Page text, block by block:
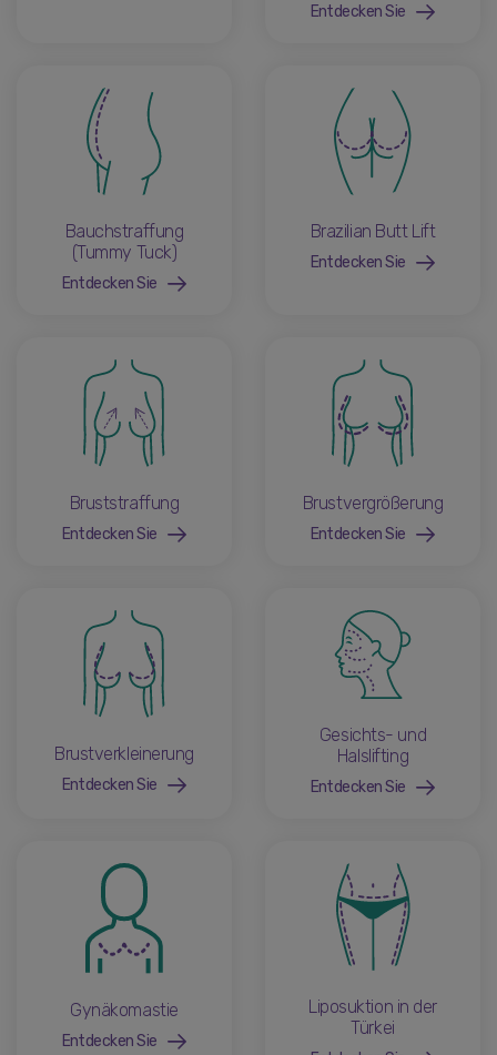
Entdecken Sie
Bauchstraffung
(Tummy Tuck)
Entdecken Sie
Brazilian Butt Lift
Entdecken Sie
Bruststraffung
Entdecken Sie
Brustvergrößerung
Entdecken Sie
Brustverkleinerung
Entdecken Sie
Gesichts- und
Halslifting
Entdecken Sie
Gynäkomastie
Entdecken Sie
Liposuktion in der
Türkei